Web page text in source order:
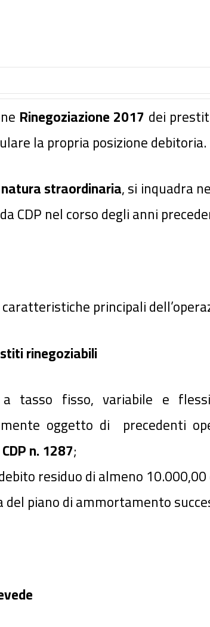
Rinegoziazione 2017 dei
la propria posizione debitoria.
natura straordinaria, si inquadra
CDP nel corso degli anni
principali
rinegoziabili
tasso fisso, variabile e
oggetto di precedenti
n. 1287;
residuo di almeno
del piano di ammortamento